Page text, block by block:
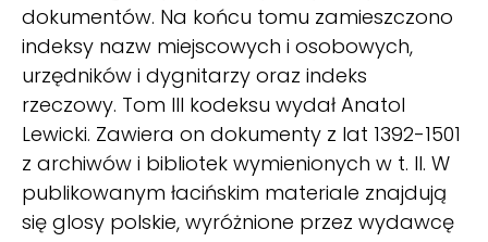
dokumentów. Na końcu tomu zamieszczono
indeksy nazw miejscowych i osobowych,
urzędników i dygnitarzy oraz indeks
rzeczowy. Tom III kodeksu wydał Anatol
Lewicki. Zawiera on dokumenty z lat 1392-1501
z archiwów i bibliotek wymienionych w t. II. W
publikowanym łacińskim materiale znajdują
się glosy polskie, wyróżnione przez wydawcę